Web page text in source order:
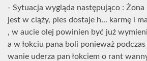
- Sytuacja wygląda następująco : Żona
jest w ciąży, pies dostaje h... karmę i
, w aucie olej powinien być już
a w łokciu pana boli ponieważ
wanie uderza pan łokciem o rant